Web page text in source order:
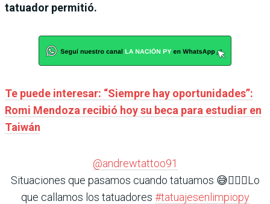
tatuador permitió.
Te puede interesar: “Siempre hay oportunidades”:
Romi Mendoza recibió hoy su beca para estudiar en
Taiwán
@andrewtattoo91
Situaciones que pasamos cuando tatuamos 😅🤷🏻‍♂️Lo
que callamos los tatuadores #tatuajesenlimpiopy